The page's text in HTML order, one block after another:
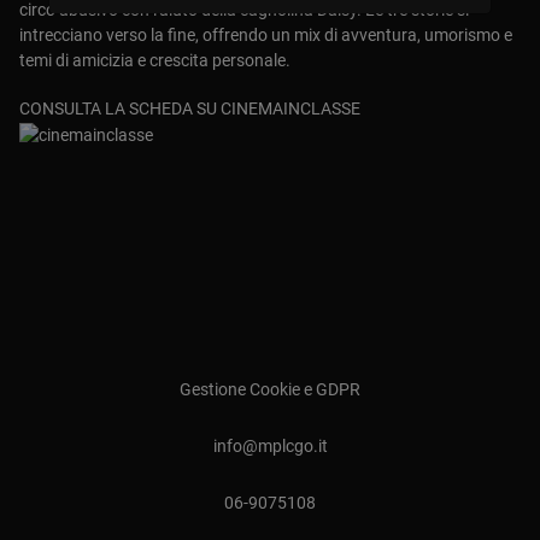
circo abusivo con l'aiuto della cagnolina Daisy. Le tre storie si
intrecciano verso la fine, offrendo un mix di avventura, umorismo e
temi di amicizia e crescita personale.
CONSULTA LA SCHEDA SU CINEMAINCLASSE
Gestione Cookie e GDPR
info@mplcgo.it
06-9075108